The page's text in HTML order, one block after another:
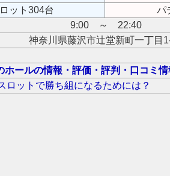
ット304台
パ
9:00 ～ 22:40
神奈川県藤沢市辻堂新町一丁目
ホールの情報・評価・評判・口コミ
ロットで勝ち組になるためには？